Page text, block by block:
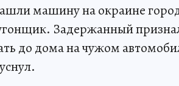
машину на окраине
Задержанный
до дома на чужом